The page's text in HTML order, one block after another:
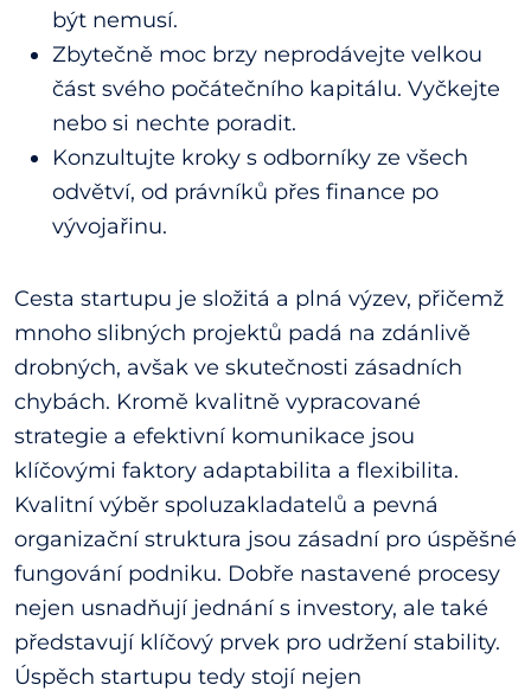
být nemusí.
Zbytečně moc brzy neprodávejte velkou
část svého počátečního kapitálu. Vyčkejte
nebo si nechte poradit.
Konzultujte kroky s odborníky ze všech
odvětví, od právníků přes finance po
vývojařinu.
Cesta startupu je složitá a plná výzev, přičemž
mnoho slibných projektů padá na zdánlivě
drobných, avšak ve skutečnosti zásadních
chybách. Kromě kvalitně vypracované
strategie a efektivní komunikace jsou
klíčovými faktory adaptabilita a flexibilita.
Kvalitní výběr spoluzakladatelů a pevná
organizační struktura jsou zásadní pro úspěšné
fungování podniku. Dobře nastavené procesy
nejen usnadňují jednání s investory, ale také
představují klíčový prvek pro udržení stability.
Úspěch startupu tedy stojí nejen